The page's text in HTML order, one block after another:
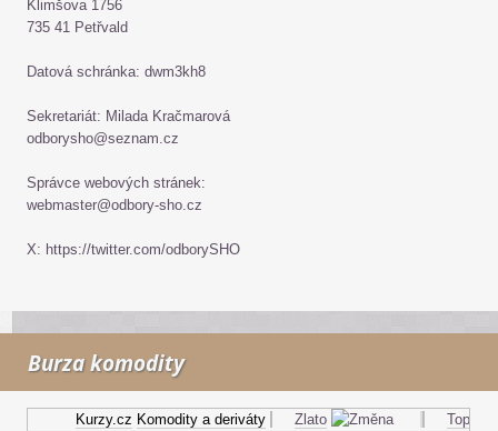
Klimšova 1756
735 41 Petřvald
Datová schránka: dwm3kh8
Sekretariát: Milada Kračmarová
odborysho@seznam.cz
Správce webových stránek:
webmaster@odbory-sho.cz
X: https://twitter.com/odborySHO
Burza komodity
Kurzy.cz Komodity a deriváty Zlato Topný